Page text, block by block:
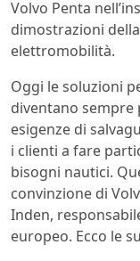
Volvo Penta
dimostrazioni
elettromobilità.
Oggi le soluzioni
diventano
esigenze di
i clienti a fare
bisogni nautici.
convinzione di
Inden,
europeo. Ecco le